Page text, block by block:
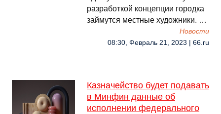
разработкой концепции городка
займутся местные художники. …
Новости
08:30, Февраль 21, 2023 | 66.ru
Казначейство будет подавать
в Минфин данные об
исполнении федерального